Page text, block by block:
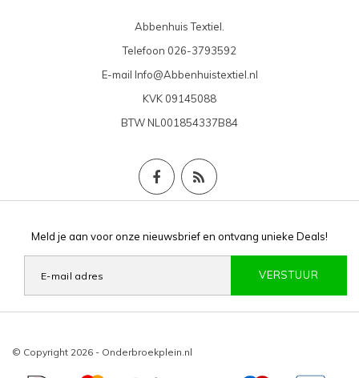
Abbenhuis Textiel.
Telefoon 026-3793592
E-mail Info@Abbenhuistextiel.nl
KVK 09145088
BTWNL001854337B84
Meld je aan voor onze nieuwsbrief en ontvang unieke Deals!
VERSTUUR
© Copyright 2026 - Onderbroekplein.nl